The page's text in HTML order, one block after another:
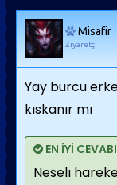
Misafir
Ziyaretçi
Yay burcu
kıskanır mı
EN İYİ CEVABI
Neselı